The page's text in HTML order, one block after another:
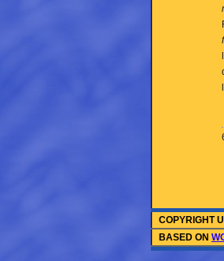
COPYRIGHT
BASED ON